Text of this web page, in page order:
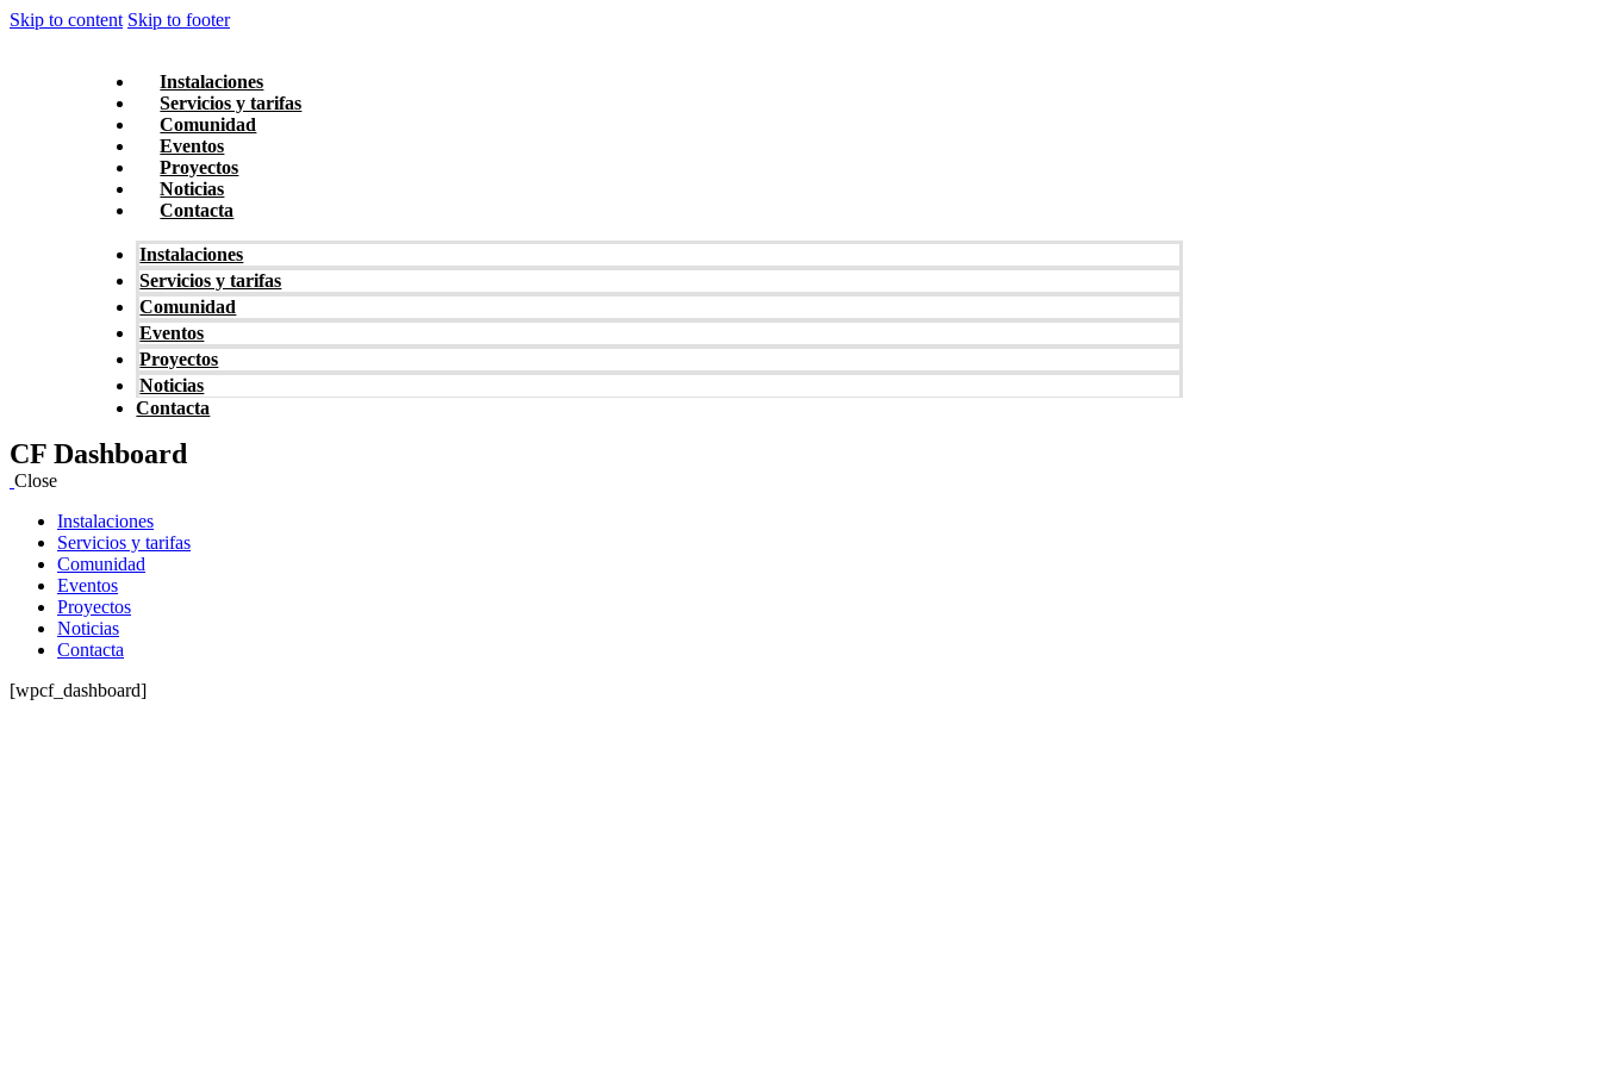
Skip to content Skip to footer
Instalaciones
Servicios y tarifas
Comunidad
Eventos
Proyectos
Noticias
Contacta
Instalaciones
Servicios y tarifas
Comunidad
Eventos
Proyectos
Noticias
Contacta
CF Dashboard
Close
Instalaciones
Servicios y tarifas
Comunidad
Eventos
Proyectos
Noticias
Contacta
[wpcf_dashboard]